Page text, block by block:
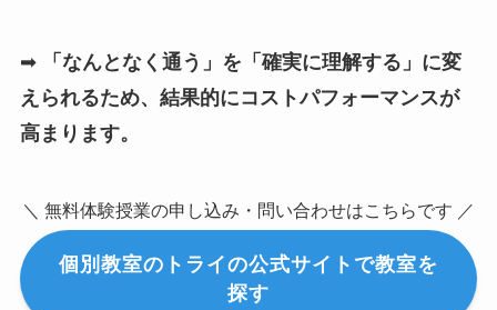
➡
「なんとなく通う」を「確実に理解する」に変
えられるため、結果的にコストパフォーマンスが
高まります。
＼ 無料体験授業の申し込み・問い合わせはこちらです ／
個別教室のトライの公式サイトで教室を
探す